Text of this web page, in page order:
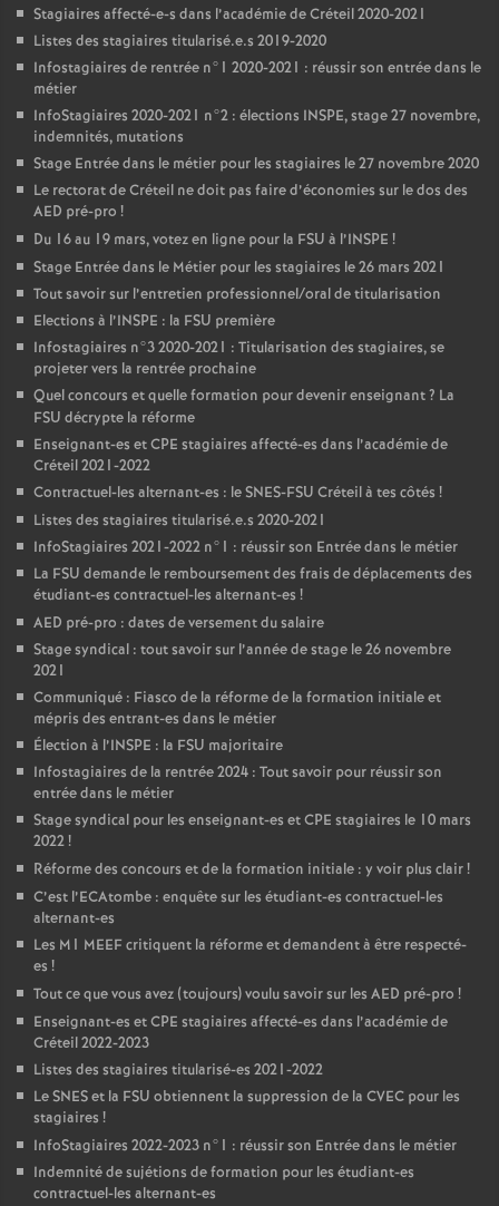
Stagiaires affecté-e-s dans l’académie de Créteil 2020-2021
Listes des stagiaires titularisé.e.s 2019-2020
Infostagiaires de rentrée n°1 2020-2021 : réussir son entrée dans le
métier
InfoStagiaires 2020-2021 n°2 : élections INSPE, stage 27 novembre,
indemnités, mutations
Stage Entrée dans le métier pour les stagiaires le 27 novembre 2020
Le rectorat de Créteil ne doit pas faire d’économies sur le dos des
AED pré-pro !
Du 16 au 19 mars, votez en ligne pour la FSU à l’INSPE !
Stage Entrée dans le Métier pour les stagiaires le 26 mars 2021
Tout savoir sur l’entretien professionnel/oral de titularisation
Elections à l’INSPE : la FSU première
Infostagiaires n°3 2020-2021 : Titularisation des stagiaires, se
projeter vers la rentrée prochaine
Quel concours et quelle formation pour devenir enseignant? La
FSU décrypte la réforme
Enseignant-es etCPE stagiaires affecté-es dans l’académie de
Créteil 2021-2022
Contractuel-les alternant-es : leSNES-FSU Créteil à tes côtés !
Listes des stagiaires titularisé.e.s 2020-2021
InfoStagiaires 2021-2022 n°1 : réussir son Entrée dans le métier
La FSU demande le remboursement des frais de déplacements des
étudiant-es contractuel-les alternant-es !
AED pré-pro : dates de versement du salaire
Stage syndical : tout savoir sur l’année de stage le 26 novembre
2021
Communiqué : Fiasco de la réforme de la formation initiale et
mépris des entrant-es dans le métier
Élection à l’INSPE : la FSU majoritaire
Infostagiaires de la rentrée 2024 : Tout savoir pour réussir son
entrée dans le métier
Stage syndical pour les enseignant-es etCPE stagiaires le 10 mars
2022!
Réforme des concours et de la formation initiale : y voir plus clair!
C’est l’ECAtombe : enquête sur les étudiant-es contractuel-les
alternant-es
Les M1 MEEFcritiquent la réforme et demandent à être respecté-
es !
Tout ce que vous avez (toujours) voulu savoir sur les AED pré-pro !
Enseignant-es etCPE stagiaires affecté-es dans l’académie de
Créteil 2022-2023
Listes des stagiaires titularisé-es 2021-2022
LeSNESet la FSU obtiennent la suppression de la CVEC pour les
stagiaires !
InfoStagiaires 2022-2023 n°1 : réussir son Entrée dans le métier
Indemnité de sujétions de formation pour les étudiant-es
contractuel-les alternant-es